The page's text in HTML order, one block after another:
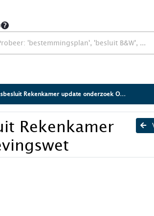
Rekenkamer update onderzoek Omgevingswet
Rekenkamer